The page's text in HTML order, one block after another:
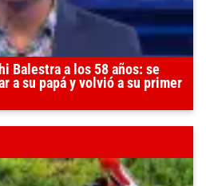
Balestra a los 58 años: se
a su papá y volvió a su primer